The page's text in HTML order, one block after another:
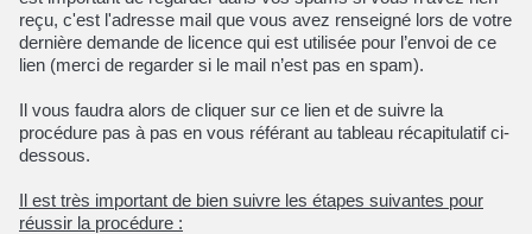
reçu, c'est l'adresse mail que vous avez renseigné lors de votre
dernière demande de licence qui est utilisée pour l’envoi de ce
lien (merci de regarder si le mail n’est pas en spam).
Il vous faudra alors de cliquer sur ce lien et de suivre la
procédure pas à pas en vous référant au tableau récapitulatif ci-
dessous.
Il est très important de bien suivre les étapes suivantes pour
réussir la procédure :